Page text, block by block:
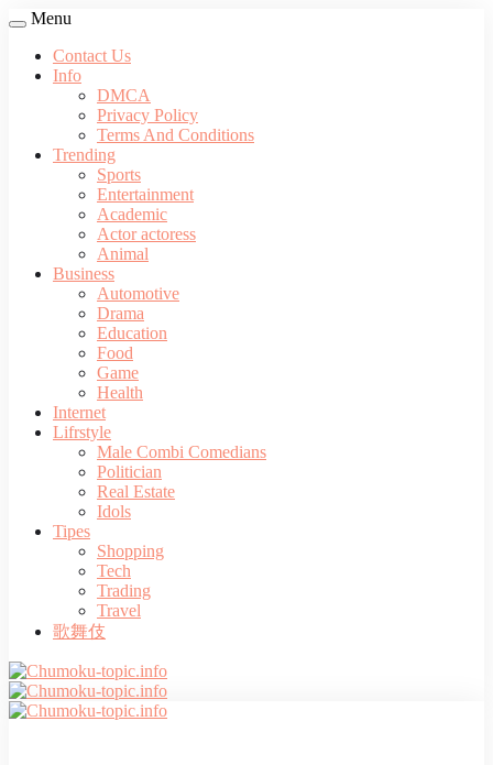
Menu
Contact Us
Info
DMCA
Privacy Policy
Terms And Conditions
Trending
Sports
Entertainment
Academic
Actor actoress
Animal
Business
Automotive
Drama
Education
Food
Game
Health
Internet
Lifrstyle
Male Combi Comedians
Politician
Real Estate
Idols
Tipes
Shopping
Tech
Trading
Travel
歌舞伎